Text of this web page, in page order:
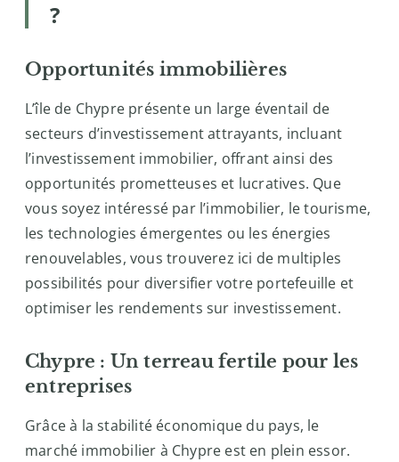
?
Opportunités immobilières
L’île de Chypre présente un large éventail de
secteurs d’investissement attrayants, incluant
l’investissement immobilier, offrant ainsi des
opportunités prometteuses et lucratives. Que
vous soyez intéressé par l’immobilier, le tourisme,
les technologies émergentes ou les énergies
renouvelables, vous trouverez ici de multiples
possibilités pour diversifier votre portefeuille et
optimiser les rendements sur investissement.
Chypre : Un terreau fertile pour les
entreprises
Grâce à la stabilité économique du pays, le
marché immobilier à Chypre est en plein essor.